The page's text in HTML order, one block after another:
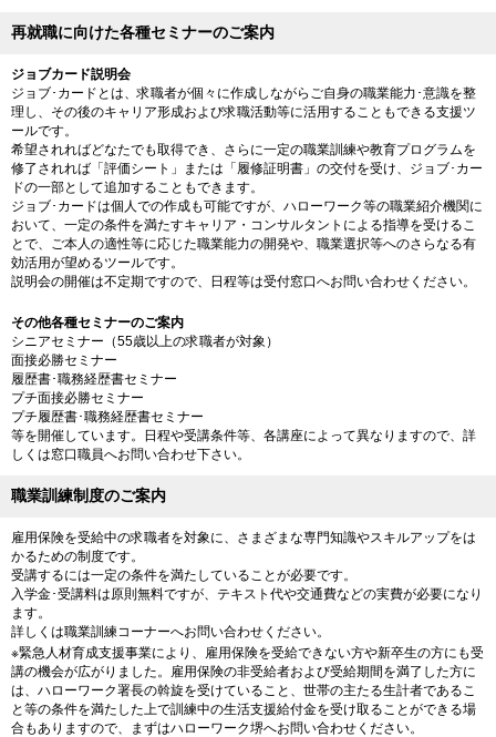
再就職に向けた各種セミナーのご案内
ジョブカード説明会
ジョブ･カードとは、求職者が個々に作成しながらご自身の職業能力･意識を整
理し、その後のキャリア形成および求職活動等に活用することもできる支援ツ
ールです。
希望されればどなたでも取得でき、さらに一定の職業訓練や教育プログラムを
修了されれば「評価シート」または「履修証明書」の交付を受け、ジョブ･カー
ドの一部として追加することもできます。
ジョブ･カードは個人での作成も可能ですが、ハローワーク等の職業紹介機関に
おいて、一定の条件を満たすキャリア・コンサルタントによる指導を受けるこ
とで、ご本人の適性等に応じた職業能力の開発や、職業選択等へのさらなる有
効活用が望めるツールです。
説明会の開催は不定期ですので、日程等は受付窓口へお問い合わせください。
その他各種セミナーのご案内
シニアセミナー（55歳以上の求職者が対象）
面接必勝セミナー
履歴書･職務経歴書セミナー
プチ面接必勝セミナー
プチ履歴書･職務経歴書セミナー
等を開催しています。日程や受講条件等、各講座によって異なりますので、詳
しくは窓口職員へお問い合わせ下さい。
職業訓練制度のご案内
雇用保険を受給中の求職者を対象に、さまざまな専門知識やスキルアップをは
かるための制度です。
受講するには一定の条件を満たしていることが必要です。
入学金･受講料は原則無料ですが、テキスト代や交通費などの実費が必要になり
ます。
詳しくは職業訓練コーナーへお問い合わせください。
※緊急人材育成支援事業により、雇用保険を受給できない方や新卒生の方にも受
講の機会が広がりました。雇用保険の非受給者および受給期間を満了した方に
は、ハローワーク署長の斡旋を受けていること、世帯の主たる生計者であるこ
と等の条件を満たした上で訓練中の生活支援給付金を受け取ることができる場
合もありますので、まずはハローワーク堺へお問い合わせください。